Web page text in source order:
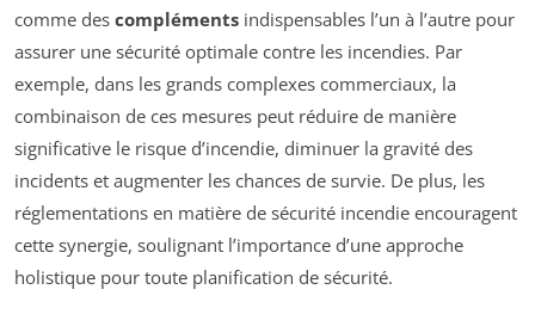
comme des compléments indispensables l’un à l’autre pour
assurer une sécurité optimale contre les incendies. Par
exemple, dans les grands complexes commerciaux, la
combinaison de ces mesures peut réduire de manière
significative le risque d’incendie, diminuer la gravité des
incidents et augmenter les chances de survie. De plus, les
réglementations en matière de sécurité incendie encouragent
cette synergie, soulignant l’importance d’une approche
holistique pour toute planification de sécurité.